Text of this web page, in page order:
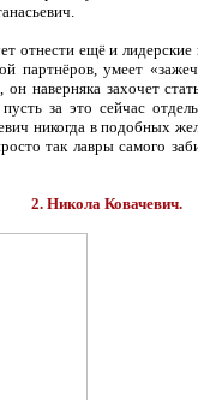
отнести ещё и лидерские
партнёров, умеет
наверняка захочет
за это сейчас
никогда в подобных
так лавры самого
2. Никола Ковачевич.